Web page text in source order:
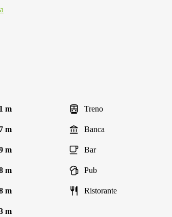
m Treno
m Banca
m Bar
m Pub
m Ristorante
m